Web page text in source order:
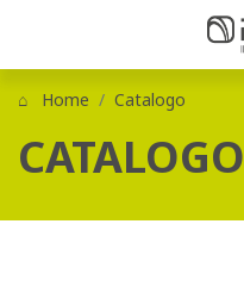
Home Catalogo
CATALOGO